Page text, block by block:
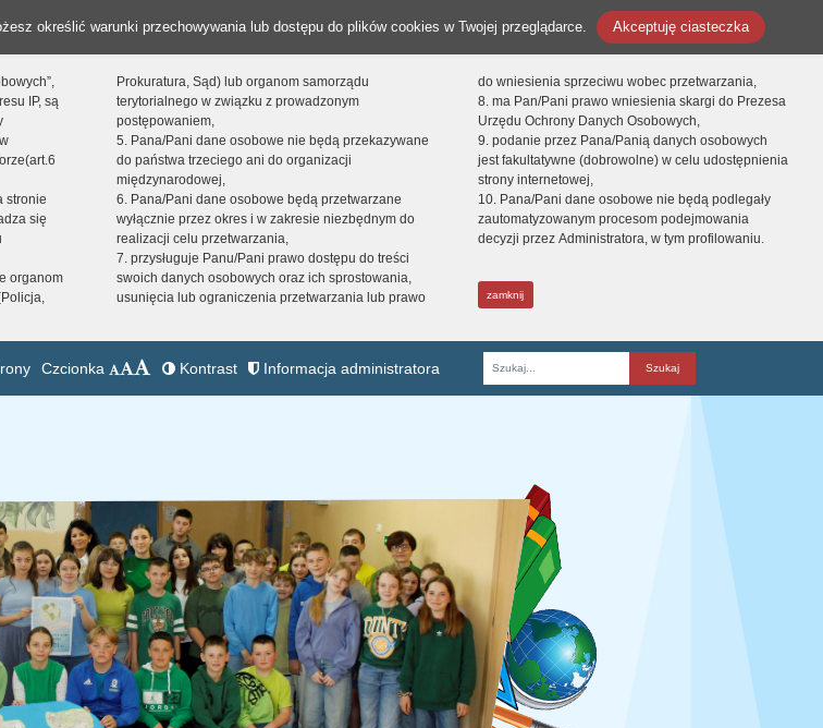
określić warunki przechowywania lub dostępu do plików cookies w Twojej przeglądarce. Akceptuję ciasteczka
IP, są
stronie
się
organom
Prokuratura, Sąd) lub organom samorządu
terytorialnego w związku z prowadzonym
postępowaniem,
5. Pana/Pani dane osobowe nie będą przekazywane
do państwa trzeciego ani do organizacji
międzynarodowej,
6. Pana/Pani dane osobowe będą przetwarzane
wyłącznie przez okres i w zakresie niezbędnym do
realizacji celu przetwarzania,
7. przysługuje Panu/Pani prawo dostępu do treści
swoich danych osobowych oraz ich sprostowania,
usunięcia lub ograniczenia przetwarzania lub prawo
do wniesienia sprzeciwu wobec przetwarzania,
8. ma Pan/Pani prawo wniesienia skargi do Prezesa
Urzędu Ochrony Danych Osobowych,
9. podanie przez Pana/Panią danych osobowych
jest fakultatywne (dobrowolne) w celu udostępnienia
strony internetowej,
10. Pana/Pani dane osobowe nie będą podlegały
zautomatyzowanym procesom podejmowania
decyzji przez Administratora, w tym profilowaniu.
zamknij
Czcionka Kontrast Informacja administratora
Fraza